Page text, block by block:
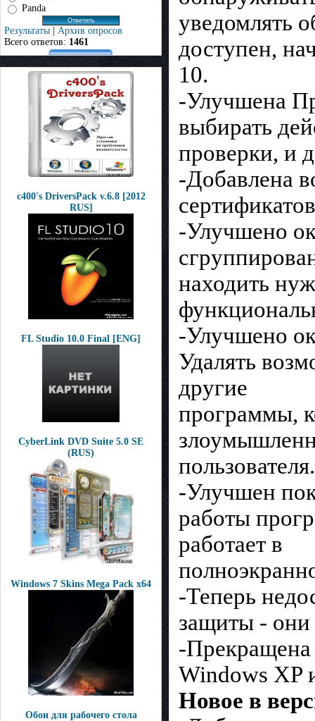
Panda
Результаты | Архив опросов
Всего ответов: 1461
c400's DriversPack v.6.8 [2012
RUS]
FL Studio 10.0 Final [ENG]
CyberLink DVD Suite 5.0 SE
(RUS)
Windows 7 Skins Mega Pack x64
Обои для рабочего стола
уведомлять
доступен,
10.
-Улучшена
выбирать
проверки, и
-Добавлена
-Улучшено
находить
-Улучшено
Удалять
другие
программы,
пользователя.
-Улучшен
работы
работает в
-Теперь
защиты - они
-
Windows XP
Новое в